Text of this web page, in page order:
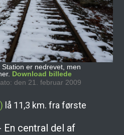
er nedrevet, men
Download billede
den 21. februar 2009
lå 11,3 km. fra første
En central del af